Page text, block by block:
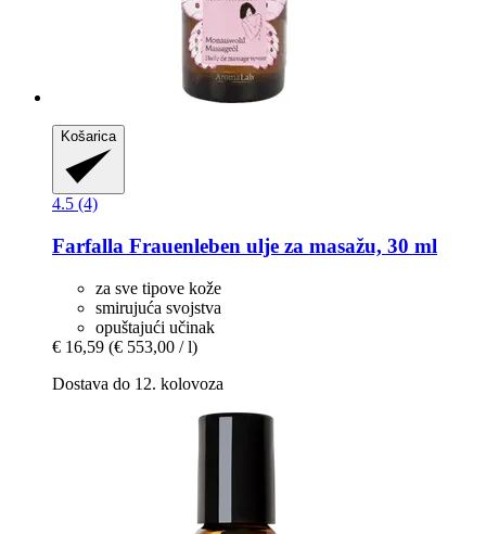
Košarica
4.5 (4)
Farfalla Frauenleben ulje za masažu, 30 ml
za sve tipove kože
smirujuća svojstva
opuštajući učinak
€ 16,59 (€ 553,00 / l)
Dostava do 12. kolovoza